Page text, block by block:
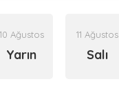
10 Ağustos
Yarın
11 Ağustos
Salı